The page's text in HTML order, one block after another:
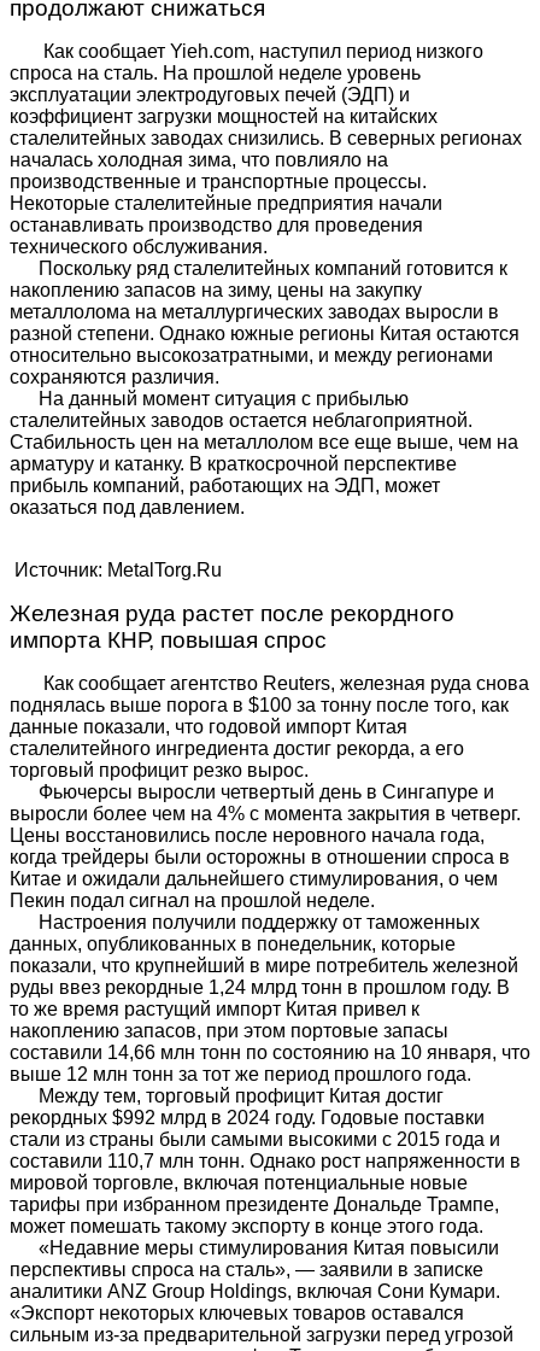
продолжают снижаться
Как сообщает Yieh.com, наступил период низкого
спроса на сталь. На прошлой неделе уровень
эксплуатации электродуговых печей (ЭДП) и
коэффициент загрузки мощностей на китайских
сталелитейных заводах снизились. В северных регионах
началась холодная зима, что повлияло на
производственные и транспортные процессы.
Некоторые сталелитейные предприятия начали
останавливать производство для проведения
технического обслуживания.
Поскольку ряд сталелитейных компаний готовится к
накоплению запасов на зиму, цены на закупку
металлолома на металлургических заводах выросли в
разной степени. Однако южные регионы Китая остаются
относительно высокозатратными, и между регионами
сохраняются различия.
На данный момент ситуация с прибылью
сталелитейных заводов остается неблагоприятной.
Стабильность цен на металлолом все еще выше, чем на
арматуру и катанку. В краткосрочной перспективе
прибыль компаний, работающих на ЭДП, может
оказаться под давлением.
Источник: MetalTorg.Ru
Железная руда растет после рекордного
импорта КНР, повышая спрос
Как сообщает агентство Reuters, железная руда снова
поднялась выше порога в $100 за тонну после того, как
данные показали, что годовой импорт Китая
сталелитейного ингредиента достиг рекорда, а его
торговый профицит резко вырос.
Фьючерсы выросли четвертый день в Сингапуре и
выросли более чем на 4% с момента закрытия в четверг.
Цены восстановились после неровного начала года,
когда трейдеры были осторожны в отношении спроса в
Китае и ожидали дальнейшего стимулирования, о чем
Пекин подал сигнал на прошлой неделе.
Настроения получили поддержку от таможенных
данных, опубликованных в понедельник, которые
показали, что крупнейший в мире потребитель железной
руды ввез рекордные 1,24 млрд тонн в прошлом году. В
то же время растущий импорт Китая привел к
накоплению запасов, при этом портовые запасы
составили 14,66 млн тонн по состоянию на 10 января, что
выше 12 млн тонн за тот же период прошлого года.
Между тем, торговый профицит Китая достиг
рекордных $992 млрд в 2024 году. Годовые поставки
стали из страны были самыми высокими с 2015 года и
составили 110,7 млн ​​тонн. Однако рост напряженности в
мировой торговле, включая потенциальные новые
тарифы при избранном президенте Дональде Трампе,
может помешать такому экспорту в конце этого года.
«Недавние меры стимулирования Китая повысили
перспективы спроса на сталь», — заявили в записке
аналитики ANZ Group Holdings, включая Сони Кумари.
«Экспорт некоторых ключевых товаров оставался
сильным из-за предварительной загрузки перед угрозой